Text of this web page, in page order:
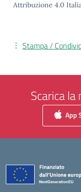
Attribuzione 4.0
Stampa /
Scarica
App